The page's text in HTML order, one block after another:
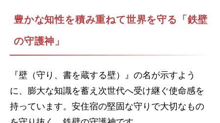
豊かな知性を積み重ねて世界を守る「鉄壁
の守護神」
『壁（守り、書を蔵する壁）』の名が示すよう
に、膨大な知識を蓄え次世代へ受け継ぐ使命感を
持っています。安住宿の堅固な守りで大切なもの